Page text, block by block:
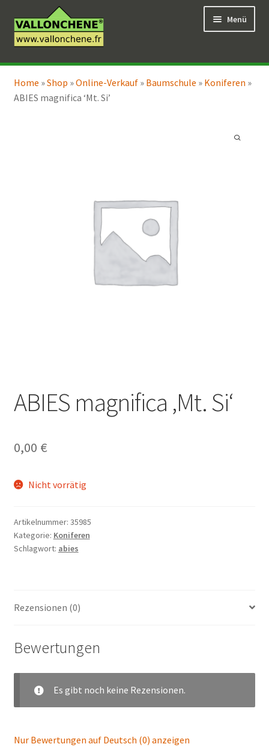
Navigation
springen
Inhalt
springen
Menü
Online-Verkauf
Coaching für den Garten
Home »Shop »Online-Verkauf» Baumschule » Koniferen »
ABIES magnifica ‘Mt. Si’
ABIES magnifica ‚Mt. Si‘
0,00 €
Nicht vorrätig
Artikelnummer: 35985
Kategorie: Koniferen
Schlagwort: abies
Rezensionen (0)
Bewertungen
Es gibt noch keine Rezensionen.
Nur Bewertungen auf Deutsch (0) anzeigen